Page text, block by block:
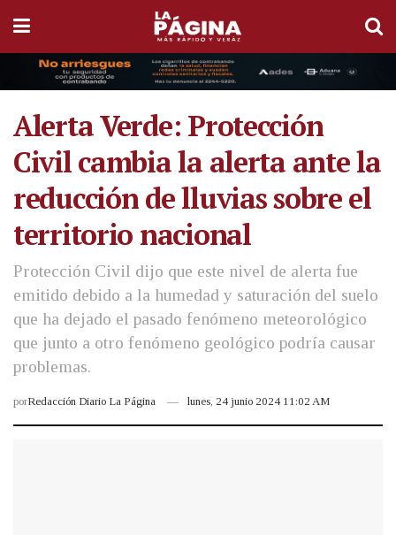
Alerta Verde: Protección
Civil cambia la alerta ante la
reducción de lluvias sobre el
territorio nacional
Protección Civil dijo que este nivel de alerta fue
emitido debido a la humedad y saturación del suelo
que ha dejado el pasado fenómeno meteorológico
que junto a otro fenómeno geológico podría causar
problemas.
porRedacción Diario La Página lunes, 24 junio 2024 11:02 AM